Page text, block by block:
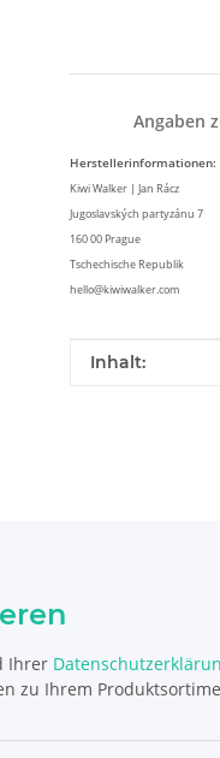
Angaben
Herstellerinformationen:
Kiwi Walker | Jan Rácz
Jugoslavských partyzánu 7
160 00 Prague
Tschechische Republik
hello@kiwiwalker.com
Wert
Inhalt:
Ihrer
zu Ihrem